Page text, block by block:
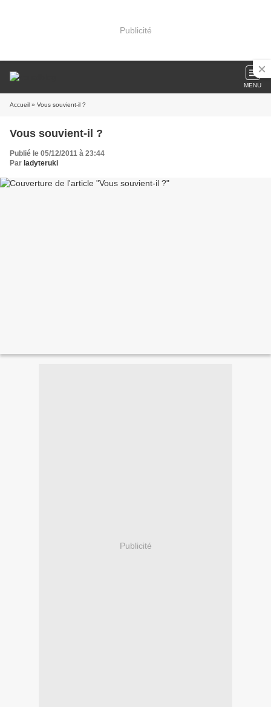
Publicité
MENU
Accueil » Vous souvient-il ?
Vous souvient-il ?
Publié le 05/12/2011 à 23:44
Par ladyteruki
Publicité